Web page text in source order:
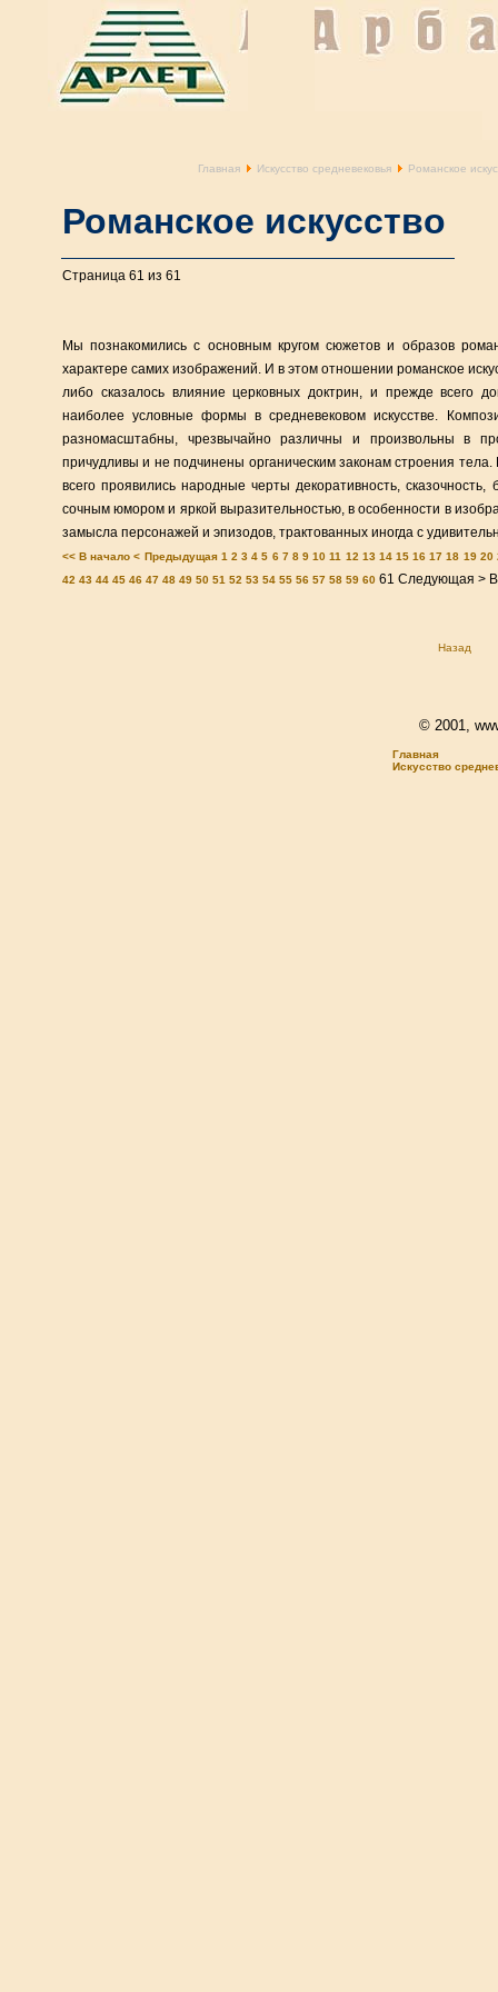
Главная Искусство средневековья Романское
Романское искусство
Страница 61 из 61
Мы познакомились с основным кругом сюжетов и образов
характере самих изображений. И в этом отношении романское
либо сказалось влияние церковных доктрин, и прежде всего
наиболее условные формы в средневековом искусстве.
разномасштабны, чрезвычайно различны и произвольны в
причудливы и не подчинены органическим законам строения
всего проявились народные черты декоративность,
сочным юмором и яркой выразительностью, в особенности в
замысла персонажей и эпизодов, трактованных иногда с
<< В начало < Предыдущая 1 2 3 4 5 6 7 8 9 10 11 12 13 14 15 16 17 18 19 20
42 43 44 45 46 47 48 49 50 51 52 53 54 55 56 57 58 59 60 61 Следующая >
Назад
© 2001,
Главная
Искусство